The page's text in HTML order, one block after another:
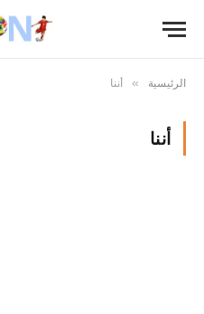
الرئيسية » أننا
أننا